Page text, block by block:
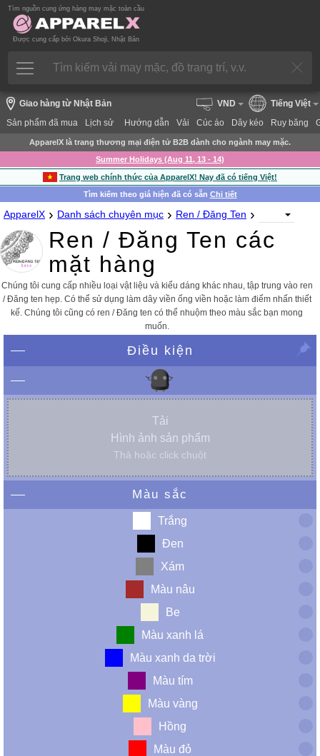
Tìm nguồn cung ứng hàng may mặc toàn cầu
Được cung cấp bởi Okura Shoji, Nhật Bản
Giao hàng từ Nhật Bản
Sản phẩm đã mua
Lịch sử Hướng dẫn Vải Cúc áo Dây kéo Ruy băng
VND Tiếng Việt
ApparelX là trang thương mại điện tử B2B dành cho ngành may mặc.
Summer Holidays (Aug 11, 13 - 14)
Trang web chính thức của ApparelX! Nay đã có tiếng Việt!
Tìm kiếm theo giá hiện đã có sẵn Chi tiết
ApparelX › Danh sách chuyên mục › Ren / Đăng Ten ›
Ren / Đăng Ten các
mặt hàng
Chúng tôi cung cấp nhiều loại vật liệu và kiểu dáng khác nhau, tập trung vào ren
/ Đăng ten hẹp. Có thể sử dụng làm dây viền ống viền hoặc làm điểm nhấn thiết
kế. Chúng tôi cũng có ren / Đăng ten có thể nhuộm theo màu sắc bạn mong
muốn.
Điều kiện
Tải
Hình ảnh sản phẩm
Thả hoặc click chuột
Màu sắc
Trắng
Đen
Xám
Màu nâu
Be
Màu xanh lá
Màu xanh da trời
Màu tím
Màu vàng
Hồng
Màu đỏ